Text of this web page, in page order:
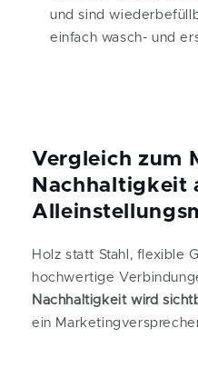
und sind
einfach wasch- und
Vergleich zum
Nachhaltigkeit
Holz statt Stahl, flexible
hochwertige
Nachhaltigkeit wird
ein